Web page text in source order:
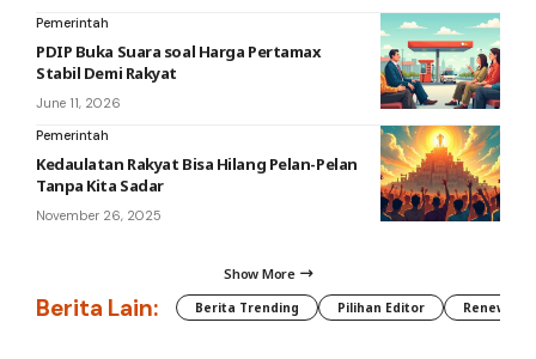
Pemerintah
PDIP Buka Suara soal Harga Pertamax
Stabil Demi Rakyat
June 11, 2026
Pemerintah
Kedaulatan Rakyat Bisa Hilang Pelan-Pelan
Tanpa Kita Sadar
November 26, 2025
Show More
Berita Lain: Berita Trending Pilihan Editor